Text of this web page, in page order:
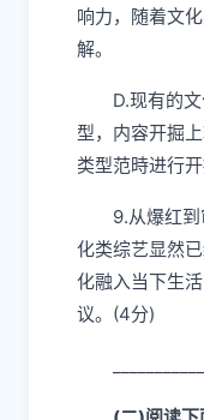
响力，随着文
解。
D.现有的
型，内容开掘
类型范時进行开
9.从爆红
化类综艺显然
化融入当下生
议。(4分)